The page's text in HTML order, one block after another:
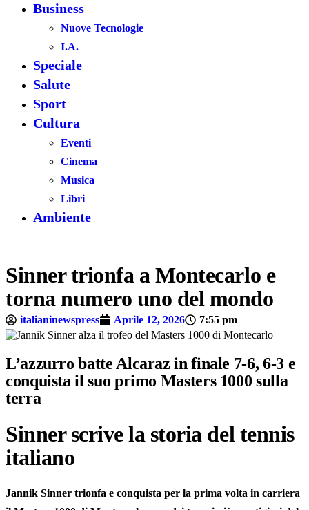
Business
Nuove Tecnologie
I.A.
Speciale
Salute
Sport
Cultura
Eventi
Cinema
Musica
Libri
Ambiente
Sinner trionfa a Montecarlo e
torna numero uno del mondo
italianinewspress Aprile 12, 2026 7:55 pm
L’azzurro batte Alcaraz in finale 7-6, 6-3 e
conquista il suo primo Masters 1000 sulla
terra
Sinner scrive la storia del tennis
italiano
Jannik Sinner trionfa e conquista per la prima volta in carriera